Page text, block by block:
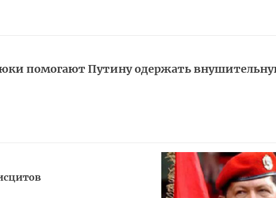
помогают Путину одержать